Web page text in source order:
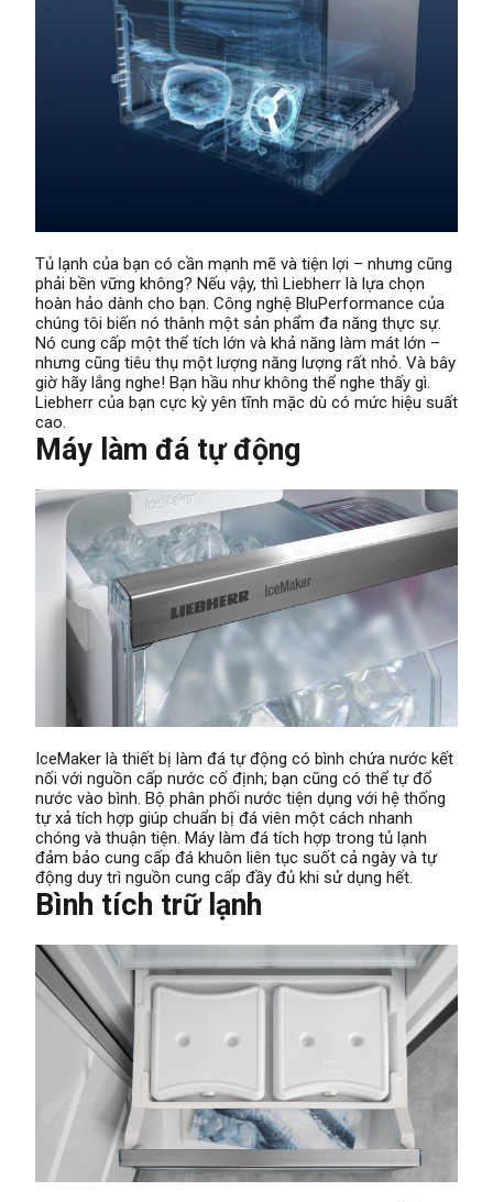
Tủ lạnh của bạn có cần mạnh mẽ và tiện lợi – nhưng cũng
phải bền vững không? Nếu vậy, thì Liebherr là lựa chọn
hoàn hảo dành cho bạn. Công nghệ BluPerformance của
chúng tôi biến nó thành một sản phẩm đa năng thực sự.
Nó cung cấp một thể tích lớn và khả năng làm mát lớn –
nhưng cũng tiêu thụ một lượng năng lượng rất nhỏ. Và bây
giờ hãy lắng nghe! Bạn hầu như không thể nghe thấy gì.
Liebherr của bạn cực kỳ yên tĩnh mặc dù có mức hiệu suất
cao.
Máy làm đá tự động
IceMaker là thiết bị làm đá tự động có bình chứa nước kết
nối với nguồn cấp nước cố định; bạn cũng có thể tự đổ
nước vào bình. Bộ phân phối nước tiện dụng với hệ thống
tự xả tích hợp giúp chuẩn bị đá viên một cách nhanh
chóng và thuận tiện. Máy làm đá tích hợp trong tủ lạnh
đảm bảo cung cấp đá khuôn liên tục suốt cả ngày và tự
động duy trì nguồn cung cấp đầy đủ khi sử dụng hết.
Bình tích trữ lạnh